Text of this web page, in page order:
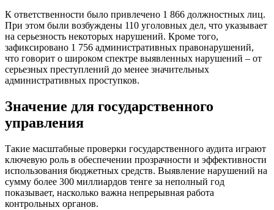
К ответственности было привлечено 1 866 должностных лиц.
При этом были возбуждены 110 уголовных дел, что указывает
на серьезность некоторых нарушений. Кроме того,
зафиксировано 1 756 административных правонарушений,
что говорит о широком спектре выявленных нарушений – от
серьезных преступлений до менее значительных
административных проступков.
Значение для государственного
управления
Такие масштабные проверки государственного аудита играют
ключевую роль в обеспечении прозрачности и эффективности
использования бюджетных средств. Выявление нарушений на
сумму более 300 миллиардов тенге за неполный год
показывает, насколько важна непрерывная работа
контрольных органов.